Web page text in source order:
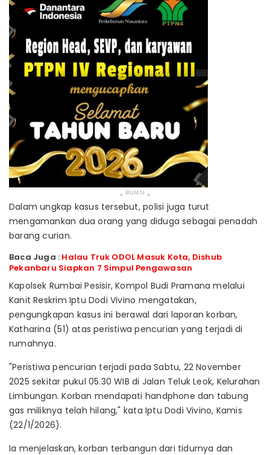
▴ BUMN ▴
Dalam ungkap kasus tersebut, polisi juga turut
mengamankan dua orang yang diduga sebagai penadah
barang curian.
Baca Juga : Halau Truk ODOL Masuk Kota, Dishub
Pekanbaru Siapkan 7 Simpul Pengawasan
Kapolsek Rumbai Pesisir, Kompol Budi Pramana melalui
Kanit Reskrim Iptu Dodi Vivino mengatakan,
pengungkapan kasus ini berawal dari laporan korban,
Katharina (51) atas peristiwa pencurian yang terjadi di
rumahnya.
"Peristiwa pencurian terjadi pada Sabtu, 22 November
2025 sekitar pukul 05.30 WIB di Jalan Teluk Leok, Kelurahan
Limbungan. Korban mendapati handphone dan tabung
gas miliknya telah hilang," kata Iptu Dodi Vivino, Kamis
(22/1/2026).
Ia menjelaskan, korban terbangun dari tidurnya dan